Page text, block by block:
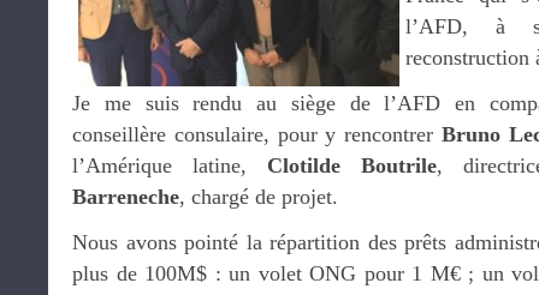
l’AFD, à
reconstruction
Je me suis rendu au siège de l’AFD en
conseillère consulaire, pour y rencontrer Bruno
l’Amérique latine, Clotilde Boutrile,
Barreneche, chargé de projet.
Nous avons pointé la répartition des prêts
plus de 100M$ : un volet ONG pour 1 M€ ; un